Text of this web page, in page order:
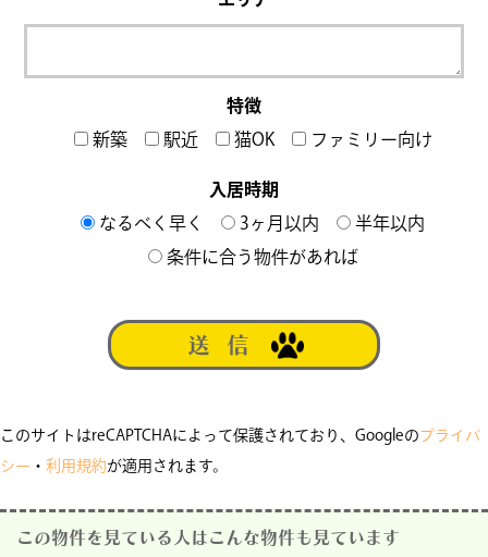
特徴
新築
駅近 猫OK ファミリー向け
入居時期
なるべく早く
3ヶ月以内
半年以内
条件に合う物件があれば
このサイトはreCAPTCHAによって保護されており、Googleのプライバ
シー ・ 利用規約が適用されます。
この物件を見ている人はこんな物件も見ています